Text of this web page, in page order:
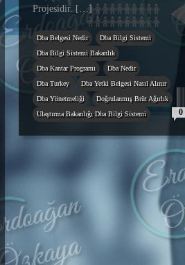
0
Projesidir. […]
Dba Belgesi Nedir
Dba Bilgi Sistemi
Dba Bilgi Sistemi Bakanlık
Dba Kantar Programı
Dba Nedir
Dba Turkey
Dba Yetki Belgesi Nasıl Alınır
Dba Yönetmeliği
Doğrulanmış Brüt Ağırlık
Ulaştırma Bakanlığı Dba Bilgi Sistemi